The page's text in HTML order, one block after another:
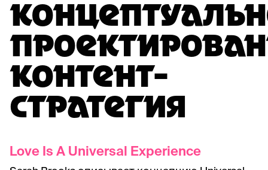
КОНТЕНТ-
СТРАТЕГИЯ
Love Is A Universal Experience